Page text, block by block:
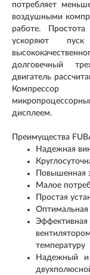
потребляет
воздушными
работе.
ускоряют
долговечный
двигатель
Компрессор
дисплеем.
Преимущества
Надежная
Повышенная
Малое
Простая
Оптимальная
температуру
Надежный и